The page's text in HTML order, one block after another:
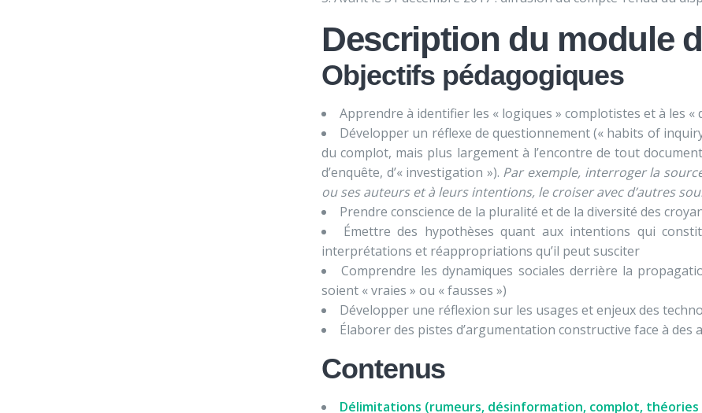
Description du module
Objectifs pédagogiques
Apprendre à identifier les « logiques » complotistes et à les «
Développer un réflexe de questionnement (« habits of
du complot, mais plus largement à l’encontre de tout
d’enquête, d’« investigation »). Par exemple, interroger la
ou ses auteurs et à leurs intentions, le croiser avec d’autres
Prendre conscience de la pluralité et de la diversité des
Émettre des hypothèses quant aux intentions qui
interprétations et réappropriations qu’il peut susciter
Comprendre les dynamiques sociales derrière la
soient « vraies » ou « fausses »)
Développer une réflexion sur les usages et enjeux des
Élaborer des pistes d’argumentation constructive face à des
Contenus
Délimitations (rumeurs, désinformation, complot,